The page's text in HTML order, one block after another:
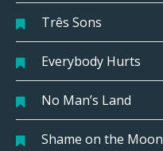
Três Sons
Everybody Hurts
No Man’s Land
Shame on the Moon